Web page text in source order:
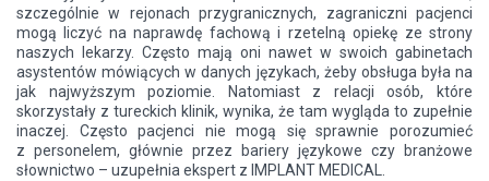
szczególnie w rejonach przygranicznych, zagraniczni pacjenci
mogą liczyć na naprawdę fachową i rzetelną opiekę ze strony
naszych lekarzy. Często mają oni nawet w swoich gabinetach
asystentów mówiących w danych językach, żeby obsługa była na
jak najwyższym poziomie. Natomiast z relacji osób, które
skorzystały z tureckich klinik, wynika, że tam wygląda to zupełnie
inaczej. Często pacjenci nie mogą się sprawnie porozumieć
z personelem, głównie przez bariery językowe czy branżowe
słownictwo – uzupełnia ekspert z IMPLANT MEDICAL.